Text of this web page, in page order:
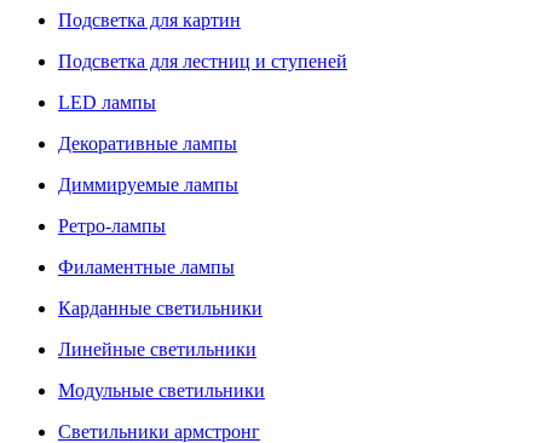
Подсветка для картин
Подсветка для лестниц и ступеней
LED лампы
Декоративные лампы
Диммируемые лампы
Ретро-лампы
Филаментные лампы
Карданные светильники
Линейные светильники
Модульные светильники
Светильники армстронг